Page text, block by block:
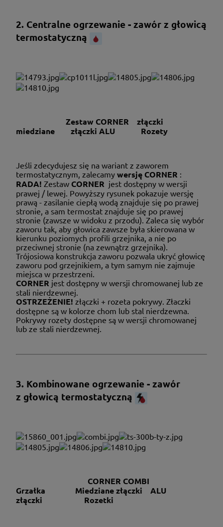
2. Centralne ogrzewanie - zawór z głowicą
termostatyczną
Zestaw CORNER złączki
miedziane złączki ALU Rozety
Jeśli zdecydujesz się na wariant z zaworem
termostatycznym, zalecamy wersję CORNER :
RADA! Zestaw CORNER jest dostępny w wersji
prawej / lewej. Powyższy rysunek pokazuje wersję
prawą - zasilanie ciepłą wodą znajduje się po prawej
stronie, a sam termostat znajduje się po prawej
stronie (zawsze w widoku z przodu). Zaleca się wybór
zaworu tak, aby głowica zawsze była skierowana w
kierunku poziomych profili grzejnika, a nie po
przeciwnej stronie (na zewnątrz grzejnika).
Trójosiowa konstrukcja zaworu pozwala ukryć głowicę
zaworu pod grzejnikiem, a tym samym nie zajmuje
miejsca w przestrzeni.
CORNER jest dostępny w wersji chromowanej lub ze
stali nierdzewnej.
OSTRZEŻENIE! złączki + rozeta pokrywy. Złaczki
dostępne są w kolorze chom lub stal nierdzewna.
Pokrywy rozety dostępne są w wersji chromowanej
lub ze stali nierdzewnej.
3. Kombinowane ogrzewanie - zawór
z głowicą termostatyczną
CORNER COMBI
Grzałka Miedziane złączki ALU
złączki Rozetki